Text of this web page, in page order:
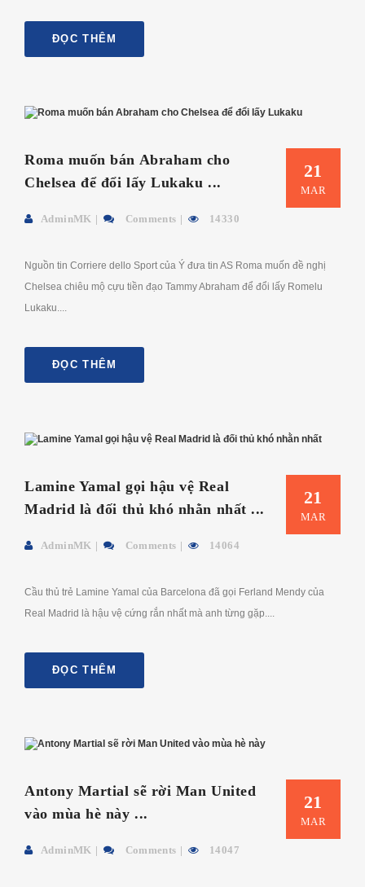
ĐỌC THÊM
21
MAR
Roma muốn bán Abraham cho
Chelsea để đổi lấy Lukaku ...
AdminMK Comments 14330
Nguồn tin Corriere dello Sport của Ý đưa tin AS Roma muốn đề nghị
Chelsea chiêu mộ cựu tiền đạo Tammy Abraham để đổi lấy Romelu
Lukaku....
ĐỌC THÊM
21
MAR
Lamine Yamal gọi hậu vệ Real
Madrid là đối thủ khó nhằn nhất ...
AdminMK Comments 14064
Cầu thủ trẻ Lamine Yamal của Barcelona đã gọi Ferland Mendy của
Real Madrid là hậu vệ cứng rắn nhất mà anh từng gặp....
ĐỌC THÊM
21
MAR
Antony Martial sẽ rời Man United
vào mùa hè này ...
AdminMK Comments 14047